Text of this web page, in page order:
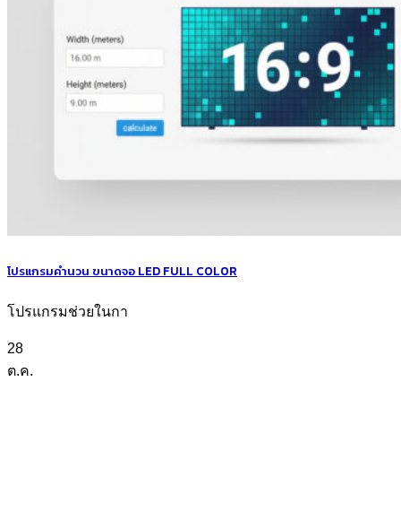
โปรแกรมคำนวน ขนาดจอ LED FULL COLOR
โปรแกรมช่วยในกา
28
ต.ค.